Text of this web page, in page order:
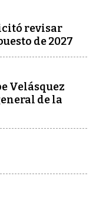
revisar
de 2027
Velásquez
de la